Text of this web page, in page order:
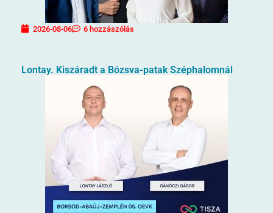
2026-08-06 6 hozzászólás
Lontay. Kiszáradt a Bózsva-patak Széphalomnál